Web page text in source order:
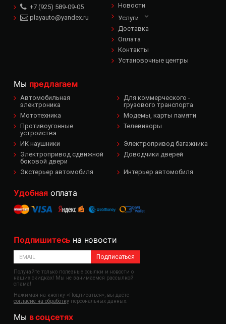
+7 (925) 589-09-05
playauto@yandex.ru
Новости
Услуги
Доставка
Оплата
Контакты
Установочные центры
Мы предлагаем
Автомобильная
электроника
Для коммерческого -
грузового транспорта
Мототехника
Модемы, карты памяти
Противоугонные
устройства
Телевизоры
ИК наушники
Электропривод багажника
Электропривод сдвижной
боковой двери
Доводчики дверей
Экстерьер автомобиля Интерьер автомобиля
Удобнаяоплата
Подпишитесь на новости
Подписаться
Получайте только полезные ссылки и новости о
наших скидках! Мы не занимаемся рассылкой
спама!
Нажимая на кнопку «Подписаться», вы даёте
согласие на обработку персональных данных.
Мы в соцсетях